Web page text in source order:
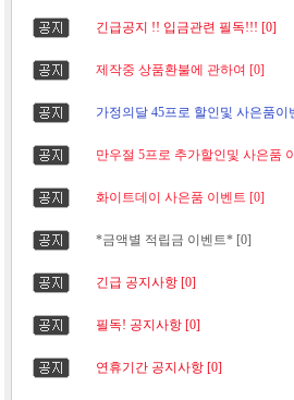
긴급공지 !! 입금관련 필독!!! [0]
제작중 상품환불에 관하여 [0]
가정의달 45프로 할인및 사은품이
만우절 5프로 추가할인및 사은품
화이트데이 사은품 이벤트 [0]
*금액별 적립금 이벤트* [0]
긴급 공지사항 [0]
필독! 공지사항 [0]
연휴기간 공지사항 [0]